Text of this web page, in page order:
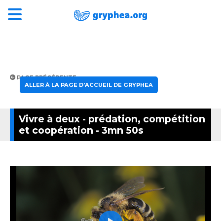
PAGE PRÉCÉDENTE
ALLER À LA PAGE D'ACCUEIL DE GRYPHEA
Vivre à deux - prédation, compétition
et coopération - 3mn 50s